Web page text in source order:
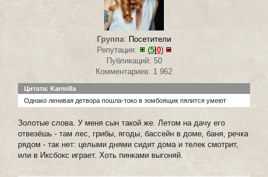
Группа: Посетители
Репутация:
(5| 0)
Публикаций: 50
Комментариев: 1 962
Цитата: Karmilla
Однако ленивая детвора пошла-токо в зомбоящик пялится умеют
Золотые слова. У меня сын такой же. Летом на дачу его
отвезёшь - там лес, грибы, ягоды, бассейн в доме, баня, речка
рядом - так нет: целыми днями сидит дома и телек смотрит,
или в Иксбокс играет. Хоть пинками выгоняй.